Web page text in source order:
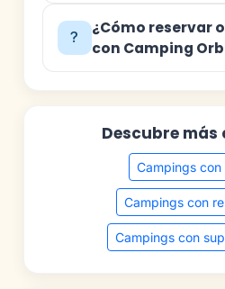
¿Cómo reservar
con Camping
Descubre más
Campings con
Campings con
Campings con